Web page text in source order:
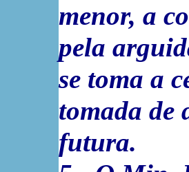
menor, a
pela
se toma a
tomada de
futura.